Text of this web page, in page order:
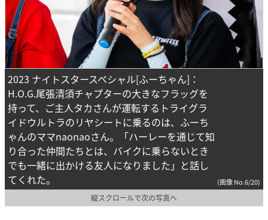
2023 ナイトスタースペシャル[ふーちゃん]：
H.O.G.尾張清須チャプターの大きなフラッグを
持って、ご主人タカさんが運転するトライグラ
イドウルトラのリヤシートに乗るのは、ふーち
ゃんのママnaonaoさん。「ハーレーを通じて知
り合った仲間たちとは、バイクに乗らないとき
でも一緒に出かける友人になりました」と話し
てくれた。
(画像 No.6/20)
縦スクロールで次の写真へ